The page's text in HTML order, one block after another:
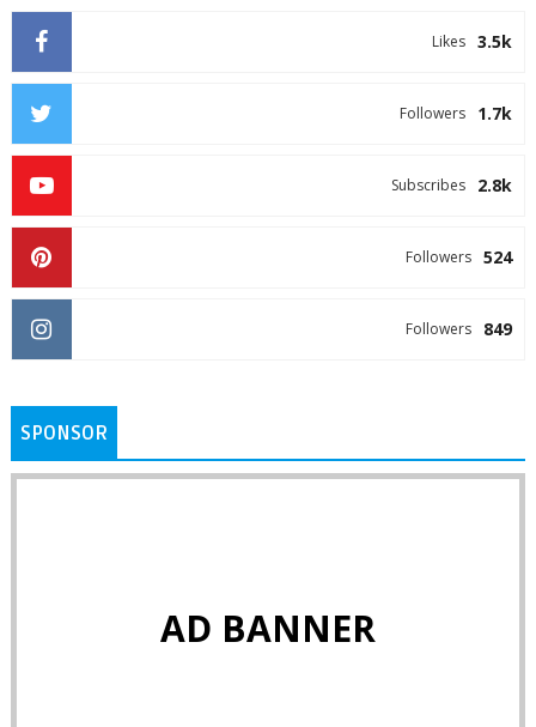
3.5k
Likes
1.7k
Followers
2.8k
Subscribes
524
Followers
849
Followers
SPONSOR
AD BANNER